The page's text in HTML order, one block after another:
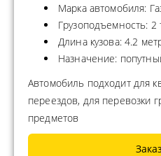
Марка автомобиля:
Грузоподъемность:
Длина кузова: 4.2
Назначение:
Автомобиль подходит для
переездов, для перевозки
предметов